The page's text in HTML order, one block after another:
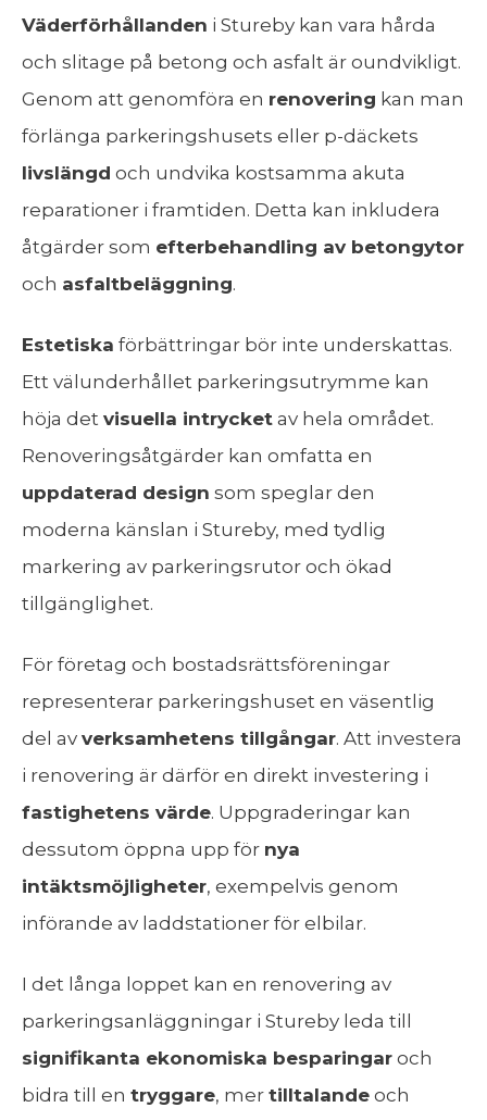
Väderförhållanden i Stureby kan vara hårda
och slitage på betong och asfalt är oundvikligt.
Genom att genomföra en renovering kan man
förlänga parkeringshusets eller p-däckets
livslängd och undvika kostsamma akuta
reparationer i framtiden. Detta kan inkludera
åtgärder som efterbehandling av betongytor
och asfaltbeläggning.
Estetiska förbättringar bör inte underskattas.
Ett välunderhållet parkeringsutrymme kan
höja det visuella intrycket av hela området.
Renoveringsåtgärder kan omfatta en
uppdaterad design som speglar den
moderna känslan i Stureby, med tydlig
markering av parkeringsrutor och ökad
tillgänglighet.
För företag och bostadsrättsföreningar
representerar parkeringshuset en väsentlig
del av verksamhetens tillgångar. Att investera
i renovering är därför en direkt investering i
fastighetens värde. Uppgraderingar kan
dessutom öppna upp för nya
intäktsmöjligheter, exempelvis genom
införande av laddstationer för elbilar.
I det långa loppet kan en renovering av
parkeringsanläggningar i Stureby leda till
signifikanta ekonomiska besparingar och
bidra till en tryggare, mer tilltalande och